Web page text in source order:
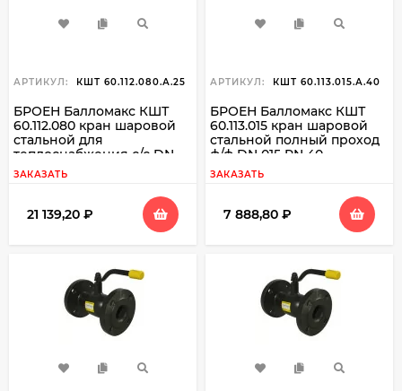
АРТИКУЛ: КШТ 60.112.080.А.25
БРОЕН Балломакс КШТ
60.112.080 кран шаровой
стальной для
теплоснабжения с/с DN
080 PN 25
ЗАКАЗАТЬ
21 139,20 ₽
АРТИКУЛ: КШТ 60.113.015.А.40
БРОЕН Балломакс КШТ
60.113.015 кран шаровой
стальной полный проход
ф/ф DN 015 PN 40
ЗАКАЗАТЬ
7 888,80 ₽